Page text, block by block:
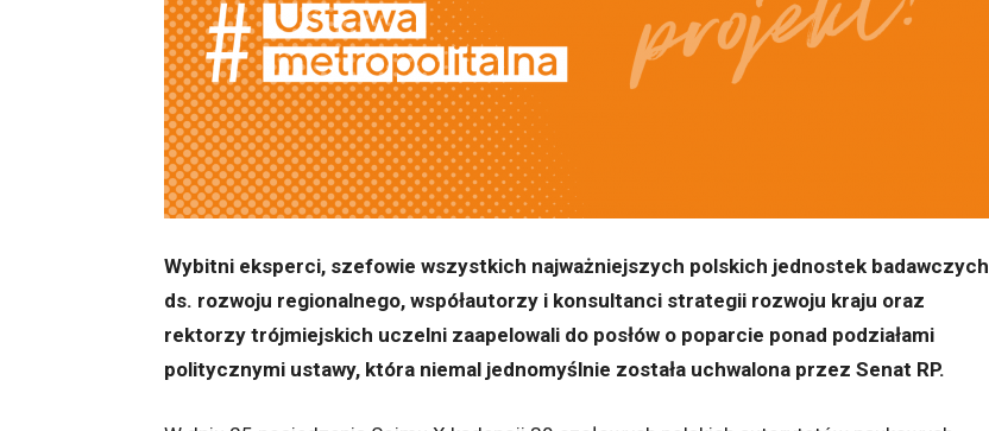
Wybitni eksperci, szefowie wszystkich najważniejszych polskich jednostek badawczych
ds. rozwoju regionalnego, współautorzy i konsultanci strategii rozwoju kraju oraz
rektorzy trójmiejskich uczelni zaapelowali do posłów o poparcie ponad podziałami
politycznymi ustawy, która niemal jednomyślnie została uchwalona przez Senat RP.